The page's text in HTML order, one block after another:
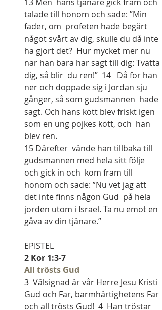
talade till honom och sade: ”Min
fader, om  profeten hade begärt
något svårt av dig, skulle du då inte
ha gjort det?  Hur mycket mer nu
när han bara har sagt till dig: Tvätta
dig, så blir  du ren!”  14   Då for han
ner och doppade sig i Jordan sju
gånger, så som gudsmannen  hade
sagt. Och hans kött blev friskt igen
som en ung pojkes kött, och  han
blev ren.
15 Därefter  vände han tillbaka till
gudsmannen med hela sitt följe
och gick in och  kom fram till
honom och sade: ”Nu vet jag att
det inte finns någon Gud  på hela
jorden utom i Israel. Ta nu emot en
gåva av din tjänare.”
EPISTEL
2 Kor 1:3-7
All trösts Gud
3  Välsignad är vår Herre Jesu Kristi
Gud och Far, barmhärtighetens Far
och all trösts Gud!  4  Han tröstar